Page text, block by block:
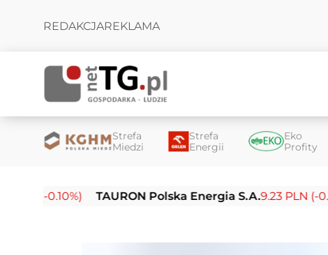
REDAKCJAREKLAMA
Strefa
Miedzi
Strefa
Energii
Eko
Profity
TAURON Polska Energia S.A.9.23 PLN (-0.03%)